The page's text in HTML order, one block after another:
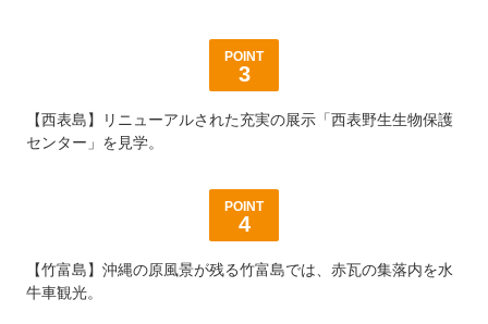
石垣島発の離島観光を「アクティブ」に楽しむ9つのポイント
【売り切れ注意】夏の離島観光ツアー予約で失敗しないコツ
【公式】石垣島ドリーム観光
POINT
3
【西表島】リニューアルされた充実の展示「西表野生生物保護
センター」を見学。
POINT
4
【竹富島】沖縄の原風景が残る竹富島では、赤瓦の集落内を水
牛車観光。